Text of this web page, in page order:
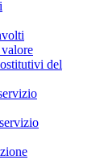
del